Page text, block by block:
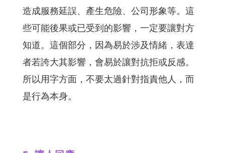
造成服務延誤、產生危險、公司形象等。這
些可能後果或已受到的影響，一定要讓對方
知道。這個部分，因為易於涉及情緒，表達
者若誇大其影響，會易於讓對抗拒或反感。
所以用字方面，不要太過針對指責他人，而
是行為本身。